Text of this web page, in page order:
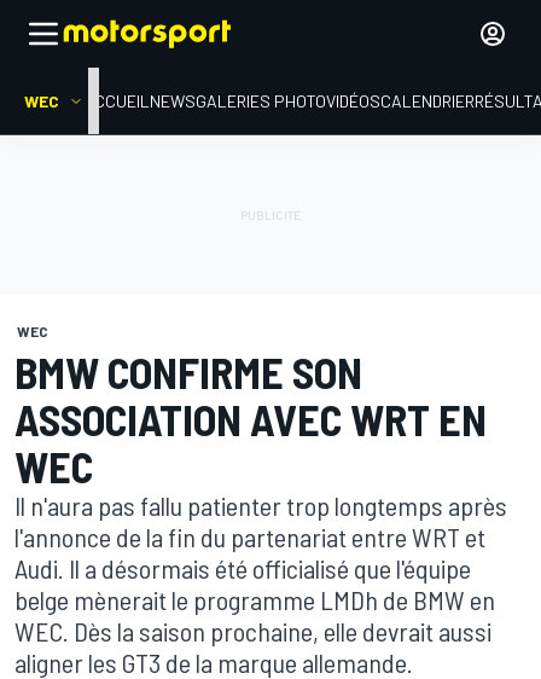
WEC ACCUEIL NEWSGALERIES PHOTOVIDÉOSCALENDRIER
WEC
BMW CONFIRME SON
ASSOCIATION AVEC WRT EN
WEC
Il n'aura pas fallu patienter trop longtemps après
l'annonce de la fin du partenariat entre WRT et
Audi. Il a désormais été officialisé que l'équipe
belge mènerait le programme LMDh de BMW en
WEC. Dès la saison prochaine, elle devrait aussi
aligner les GT3 de la marque allemande.